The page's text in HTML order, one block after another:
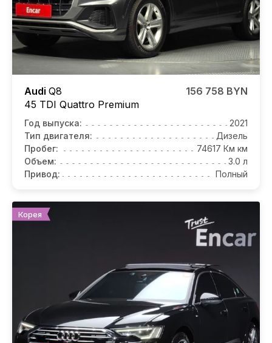
Audi Q8
45 TDI Quattro Premium
156 758 BYN
Год выпуска:
2021
Тип двигателя:
Дизель
Пробег:
74617 Км км
Объем:
3.0 л
Привод:
Полный
Корея